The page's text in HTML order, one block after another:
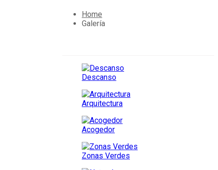
Home
Galería
Descanso
Arquitectura
Acogedor
Zonas Verdes